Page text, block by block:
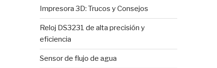
Impresora 3D: Trucos y Consejos
Reloj DS3231 de alta precisión y
eficiencia
Sensor de flujo de agua